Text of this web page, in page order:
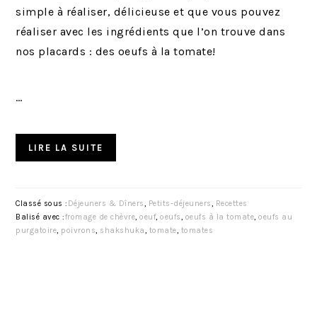
simple à réaliser, délicieuse et que vous pouvez
réaliser avec les ingrédients que l’on trouve dans
nos placards : des oeufs à la tomate!
…
LIRE LA SUITE
Classé sous : Déjeuners & Dîners Petits-déjeuners
Recettes
Balisé avec :fromage de chèvre ,oeuf,oeufs oeufs à la tomate ,oeufs au
purgatoire poivrons shakshuka tomate tomates